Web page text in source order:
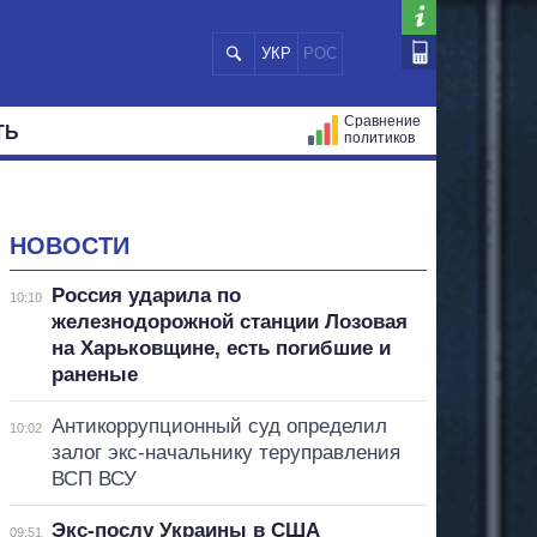
УКР РОС
Сравнение
политиков
НОВОСТИ
10:10
Россия ударила по
железнодорожной станции Лозовая
на Харьковщине, есть погибшие и
раненые
10:02
Антикоррупционный суд определил
залог экс-начальнику теруправления
ВСП ВСУ
09:51
Экс-послу Украины в США